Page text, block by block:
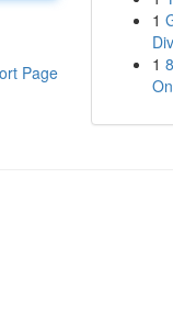
Page
1
1